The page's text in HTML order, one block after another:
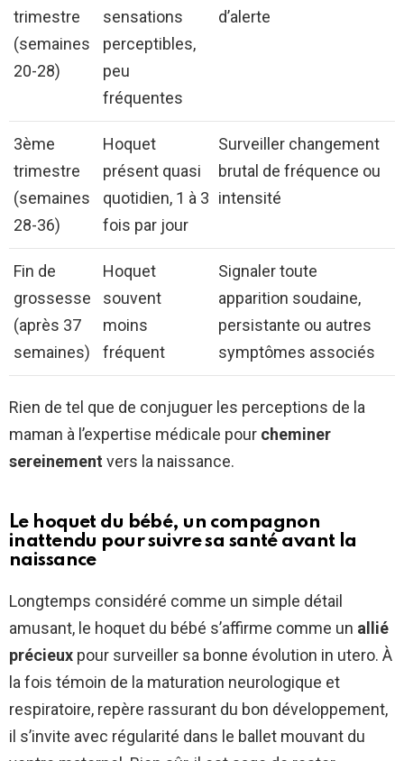
trimestre
(semaines
20-28)
sensations
perceptibles,
peu
fréquentes
d’alerte
3ème
trimestre
(semaines
28-36)
Hoquet
présent quasi
quotidien, 1 à 3
fois par jour
Surveiller changement
brutal de fréquence ou
intensité
Fin de
grossesse
(après 37
semaines)
Hoquet
souvent
moins
fréquent
Signaler toute
apparition soudaine,
persistante ou autres
symptômes associés
Rien de tel que de conjuguer les perceptions de la
maman à l’expertise médicale pour cheminer
sereinement vers la naissance.
Le hoquet du bébé, un compagnon
inattendu pour suivre sa santé avant la
naissance
Longtemps considéré comme un simple détail
amusant, le hoquet du bébé s’affirme comme un allié
précieux pour surveiller sa bonne évolution in utero. À
la fois témoin de la maturation neurologique et
respiratoire, repère rassurant du bon développement,
il s’invite avec régularité dans le ballet mouvant du